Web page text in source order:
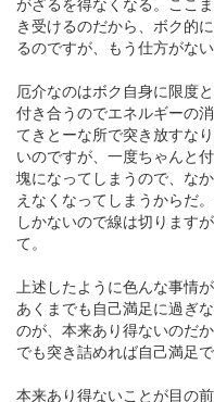
き受けるのだから、ボク的
るのですが、もう仕方がない
厄介なのはボク自身に限度
付き合うのでエネルギーの
てきとーな所で突き放すな
いのですが、一度ちゃんと
塊になってしまうので、な
えなくなってしまうからだ
しかないので線は切ります
て。
上述したように色んな事情
あくまでも自己満足に過ぎ
のが、本来あり得ないのだ
でも突き詰めれば自己満足で
本来あり得ないことが目の